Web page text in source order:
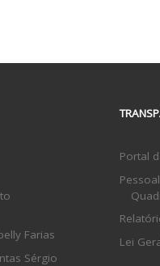
Farias
Sérgio
Portal
Pessoal
Lei